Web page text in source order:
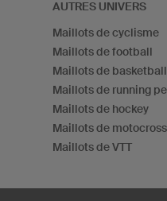
AUTRES UNIVERS
Maillots de cyclisme
Maillots de football
Maillots de basketball
Maillots de running
Maillots de hockey
Maillots de motocross
Maillots de VTT